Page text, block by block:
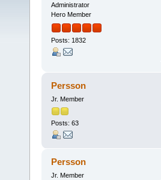
Administrator
Hero Member
Posts: 1832
Persson
Jr. Member
Posts: 63
Persson
Jr. Member